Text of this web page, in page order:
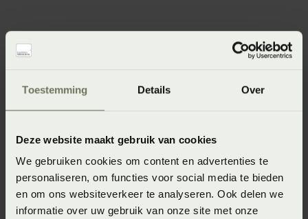
Toestemming Details Over
Deze website maakt gebruik van cookies
We gebruiken cookies om content en advertenties te
personaliseren, om functies voor social media te bieden
en om ons websiteverkeer te analyseren. Ook delen we
informatie over uw gebruik van onze site met onze
Specificaties
Artikelnummer
Seizoen
Never out of stock (Vaste collectie)
Wasinstructie